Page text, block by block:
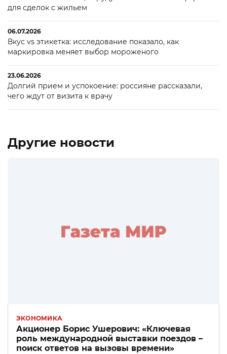
для сделок с жильем
06.07.2026
Вкус vs этикетка: исследование показало, как
маркировка меняет выбор мороженого
23.06.2026
Долгий прием и успокоение: россияне рассказали,
чего ждут от визита к врачу
Другие новости
ЭКОНОМИКА
Акционер Борис Ушерович: «Ключевая
роль международной выставки поездов –
поиск ответов на вызовы времени»